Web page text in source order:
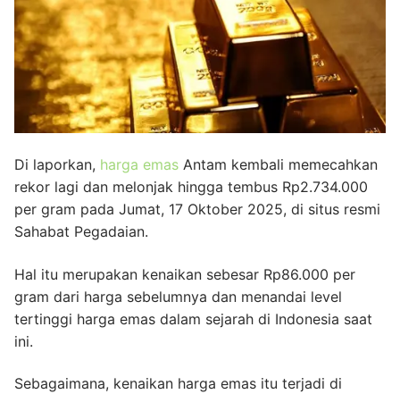
Di laporkan, harga emas Antam kembali memecahkan
rekor lagi dan melonjak hingga tembus Rp2.734.000
per gram pada Jumat, 17 Oktober 2025, di situs resmi
Sahabat Pegadaian.
Hal itu merupakan kenaikan sebesar Rp86.000 per
gram dari harga sebelumnya dan menandai level
tertinggi harga emas dalam sejarah di Indonesia saat
ini.
Sebagaimana, kenaikan harga emas itu terjadi di